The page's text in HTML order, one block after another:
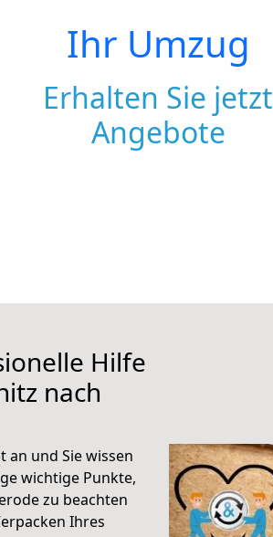
Ihr Umzug
Erhalten Sie jetzt
Angebote
Hilfe
nach
an und Sie wissen
wichtige Punkte,
zu beachten
Ihres